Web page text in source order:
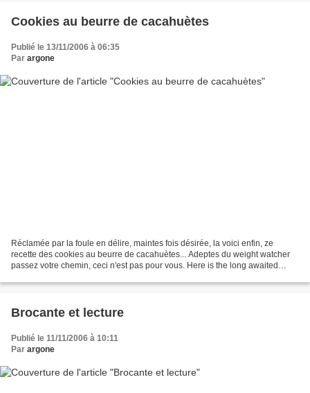
Cookies au beurre de cacahuètes
Publié le 13/11/2006 à 06:35
Par argone
Réclamée par la foule en délire, maintes fois désirée, la voici enfin, ze
recette des cookies au beurre de cacahuètes... Adeptes du weight watcher
passez votre chemin, ceci n'est pas pour vous. Here is the long awaited
Brocante et lecture
Publié le 11/11/2006 à 10:11
Par argone